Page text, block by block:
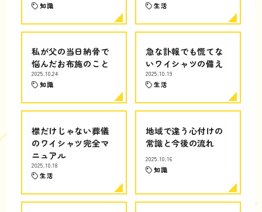
知識 生活
私が父の当日納骨で
悩んだお布施のこと
2025.10.24
知識
急な訃報でも慌てな
いワイシャツの備え
2025.10.19
生活
襟だけじゃない葬儀
のワイシャツ完全マ
ニュアル
2025.10.18
生活
地域で違う心付けの
常識と今後の流れ
2025.10.16
知識